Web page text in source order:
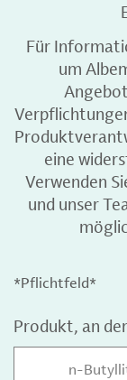
Für
um
eine
Verwenden
und unser
*Pflichtfeld*
Produkt, an
n-